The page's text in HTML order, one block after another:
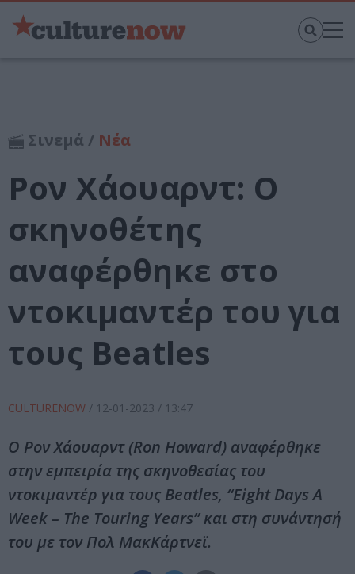
Σινεμά / Νέα
Ρον Χάουαρντ: Ο
σκηνοθέτης
αναφέρθηκε στο
ντοκιμαντέρ του για
τους Beatles
CULTURENOW / 12-01-2023 / 13:47
Ο Ρον Χάουαρντ (Ron Howard) αναφέρθηκε
στην εμπειρία της σκηνοθεσίας του
ντοκιμαντέρ για τους Beatles, “Eight Days A
Week – The Touring Years” και στη συνάντησή
του με τον Πολ ΜακΚάρτνεϊ.